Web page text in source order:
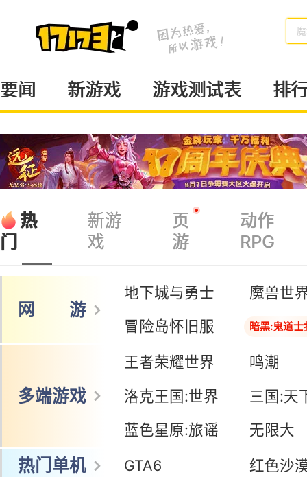
要闻 新游戏 游戏测试表 排
热
门
新游
戏
页
游
动作
RPG
网 游
地下城与勇士
魔兽世
冒险岛怀旧服
暗黑:鬼道士
多端游戏
王者荣耀世界
鸣潮
洛克王国:世界
三国:天
蓝色星原:旅谣
无限大
热门单机 GTA6 红色沙